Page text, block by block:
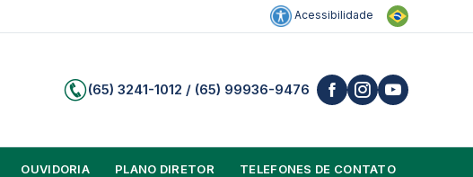
Acessibilidade
(65) 3241-1012 / (65) 99936-9476
OUVIDORIA PLANO DIRETOR TELEFONES DE CONTATO